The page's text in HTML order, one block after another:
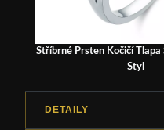
Stříbrné Prsten Kočičí Tlapa
Styl
DETAILY